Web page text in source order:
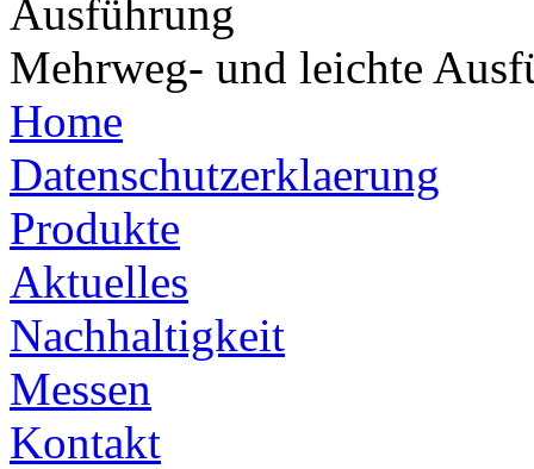
Mehrweg- und leichte
Home
Datenschutzerklaerung
Produkte
Aktuelles
Nachhaltigkeit
Messen
Kontakt